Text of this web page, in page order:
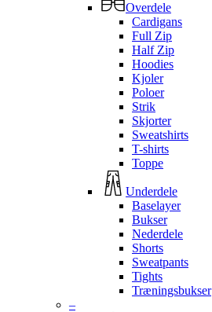
Overdele
Cardigans
Full Zip
Half Zip
Hoodies
Kjoler
Poloer
Strik
Skjorter
Sweatshirts
T-shirts
Toppe
Underdele
Baselayer
Bukser
Nederdele
Shorts
Sweatpants
Tights
Træningsbukser
–